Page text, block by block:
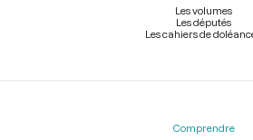
Les volumes
Les députés
Les cahiers de
Comprendre